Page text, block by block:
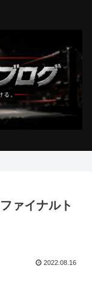
ァイナルト
2022.08.16